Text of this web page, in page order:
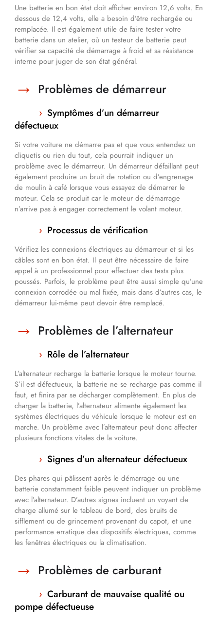
Une batterie en bon état doit afficher environ 12,6 volts. En
dessous de 12,4 volts, elle a besoin d’être rechargée ou
remplacée. Il est également utile de faire tester votre
batterie dans un atelier, où un testeur de batterie peut
vérifier sa capacité de démarrage à froid et sa résistance
interne pour juger de son état général.
Problèmes de démarreur
Symptômes d’un démarreur
défectueux
Si votre voiture ne démarre pas et que vous entendez un
cliquetis ou rien du tout, cela pourrait indiquer un
problème avec le démarreur. Un démarreur défaillant peut
également produire un bruit de rotation ou d’engrenage
de moulin à café lorsque vous essayez de démarrer le
moteur. Cela se produit car le moteur de démarrage
n’arrive pas à engager correctement le volant moteur.
Processus de vérification
Vérifiez les connexions électriques au démarreur et si les
câbles sont en bon état. Il peut être nécessaire de faire
appel à un professionnel pour effectuer des tests plus
poussés. Parfois, le problème peut être aussi simple qu’une
connexion corrodée ou mal fixée, mais dans d’autres cas, le
démarreur lui-même peut devoir être remplacé.
Problèmes de l’alternateur
Rôle de l’alternateur
L’alternateur recharge la batterie lorsque le moteur tourne.
S’il est défectueux, la batterie ne se recharge pas comme il
faut, et finira par se décharger complètement. En plus de
charger la batterie, l’alternateur alimente également les
systèmes électriques du véhicule lorsque le moteur est en
marche. Un problème avec l’alternateur peut donc affecter
plusieurs fonctions vitales de la voiture.
Signes d’un alternateur défectueux
Des phares qui pâlissent après le démarrage ou une
batterie constamment faible peuvent indiquer un problème
avec l’alternateur. D’autres signes incluent un voyant de
charge allumé sur le tableau de bord, des bruits de
sifflement ou de grincement provenant du capot, et une
performance erratique des dispositifs électriques, comme
les fenêtres électriques ou la climatisation.
Problèmes de carburant
Carburant de mauvaise qualité ou
pompe défectueuse